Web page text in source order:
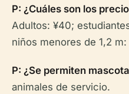
P: ¿Cuáles son los
Adultos: ¥40;
niños menores de 1,2 m:
P: ¿Se permiten
animales de servicio.